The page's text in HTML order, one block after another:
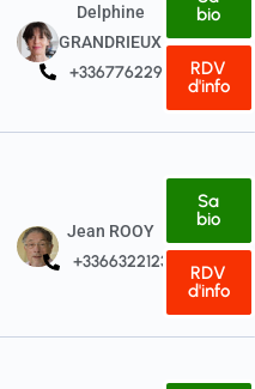
Delphine
GRANDRIEUX
+33677622903
bio
RDV
d'info
Jean ROOY
+33663221230
Sa
bio
RDV
d'info